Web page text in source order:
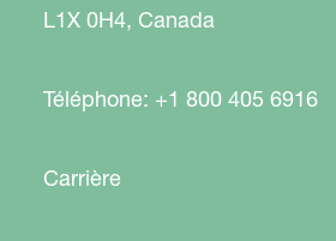
L1X 0H4, Canada
Téléphone: +1 800 405 6916
Carrière